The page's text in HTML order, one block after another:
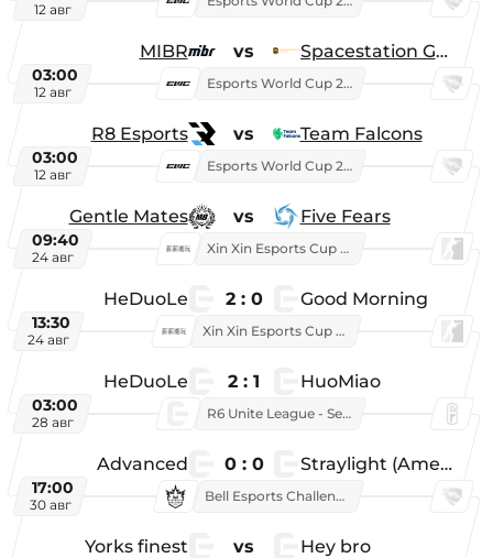
12 авг
MIBR vs Spacestation Gaming
03:00
12 авг
Esports World Cup 2026
R8 Esports vs Team Falcons
03:00
12 авг
Esports World Cup 2026
Gentle Mates vs Five Fears
09:40
24 авг
Xin Xin Esports Cup 2025
HeDuoLe 2 : 0 Good Morning
13:30
24 авг
Xin Xin Esports Cup 2026
HeDuoLe 2 : 1 HuoMiao
03:00
28 авг
R6 Unite League - Season 1
Advanced 0 : 0 Straylight (American team)
17:00
30 авг
Bell Esports Challenge 2026
Yorks finest vs Hey bro